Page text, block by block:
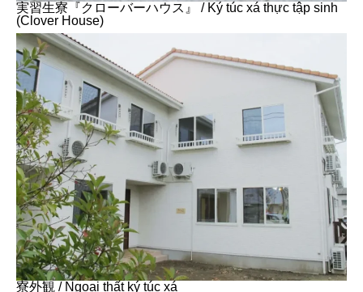
実習生寮『クローバーハウス』 / Ký túc xá thực tập sinh
(Clover House)
寮外観 / Ngoại thất ký túc xá